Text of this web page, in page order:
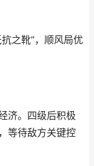
之靴”，顺风局优
济。四级后积极
等待敌方关键控